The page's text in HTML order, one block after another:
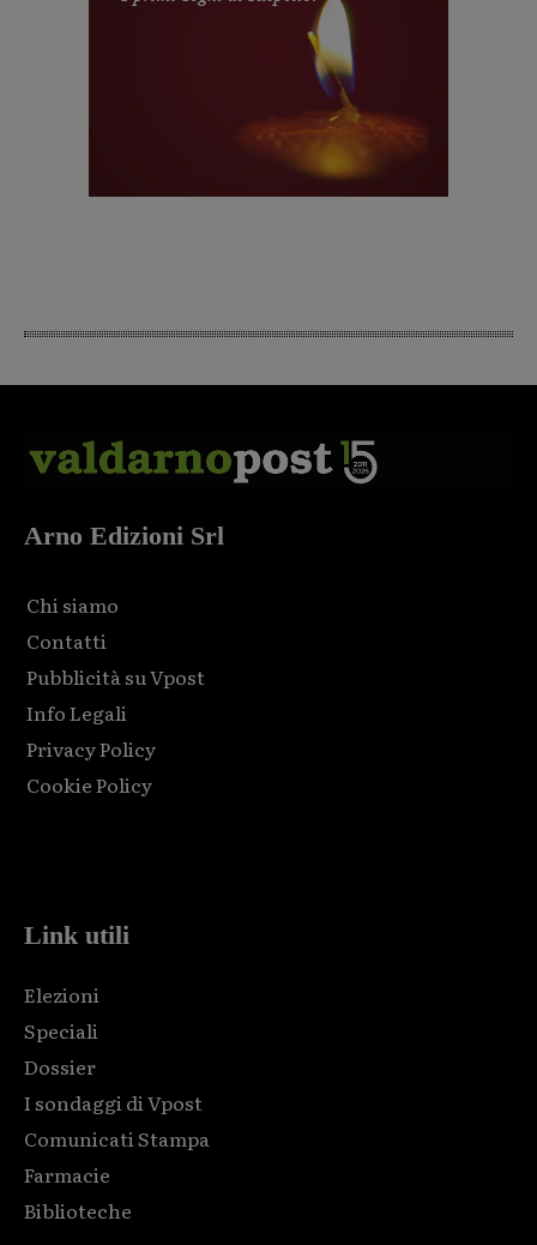
Arno Edizioni Srl
Chi siamo
Contatti
Pubblicità su Vpost
Info Legali
Privacy Policy
Cookie Policy
Link utili
Elezioni
Speciali
Dossier
I sondaggi di Vpost
Comunicati Stampa
Farmacie
Biblioteche